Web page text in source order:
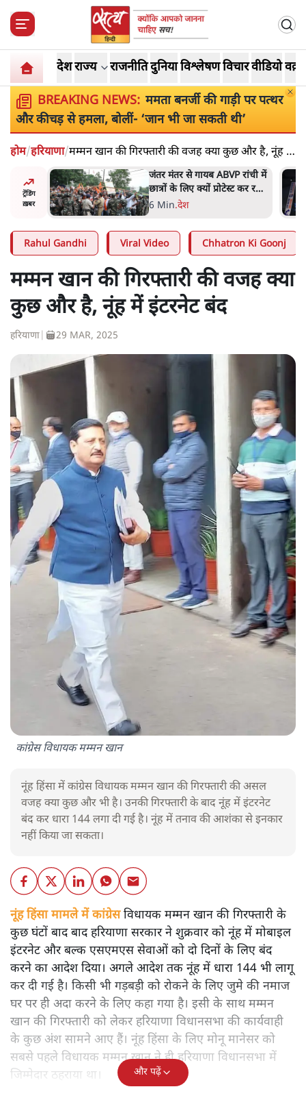
देशराज्य राजनीतिदुनियाविश्लेषणविचारवीडियो
BREAKING NEWS: ममता बनर्जी की गाड़ी पर पत्थर
और कीचड़ से हमला, बोलीं- ‘जान भी जा सकती थी’
होम/हरियाणा/मम्मन खान की गिरफ्तारी की वजह क्या कुछ और है, नूंह में
इंटरनेट बंद
ट्रेंडिंग
ख़बर
बीजेपी-
अटकलें
जंतर मंतर से गायब ABVP रांची में
छात्रों के लिए क्यों प्रोटेस्ट कर रही
है
6 Min.देश
Rahul Gandhi Viral Video Chhatron Ki Goonj
मम्मन खान की गिरफ्तारी की वजह क्या
कुछ और है, नूंह में इंटरनेट बंद
हरियाणा 29 MAR, 2025
कांग्रेस विधायक मम्मन खान
नूंह हिंसा में कांग्रेस विधायक मम्मन खान की गिरफ्तारी की असल
वजह क्या कुछ और भी है। उनकी गिरफ्तारी के बाद नूंह में इंटरनेट
बंद कर धारा 144 लगा दी गई है। नूंह में तनाव की आशंका से इनकार
नहीं किया जा सकता।
नूंह हिंसा मामले में कांग्रेसविधायक मम्मन खान की गिरफ्तारी के
कुछ घंटों बाद बाद हरियाणा सरकार ने शुक्रवार को नूंह में मोबाइल
इंटरनेट और बल्क एसएमएस सेवाओं को दो दिनों के लिए बंद
करने का आदेश दिया। अगले आदेश तक नूंह में धारा 144 भी लागू
कर दी गई है। किसी भी गड़बड़ी को रोकने के लिए जुमे की नमाज
घर पर ही अदा करने के लिए कहा गया है। इसी के साथ मम्मन
खान की गिरफ्तारी को लेकर हरियाणा विधानसभा की कार्यवाही
के कुछ अंश सामने आए हैं। नूंह हिंसा के लिए मोनू मानेसर को
सबसे पहले विधायक मम्मन खान ने ही हरियाणा विधानसभा में
जिम्मेदार ठहराया था।
और पढ़ें